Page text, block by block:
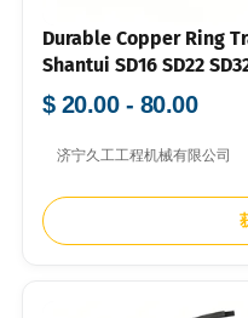
Durable Copper Ring
Shantui SD16 SD22
Components
$ 20.00 - 80.00
济宁久工工程机械有限公司